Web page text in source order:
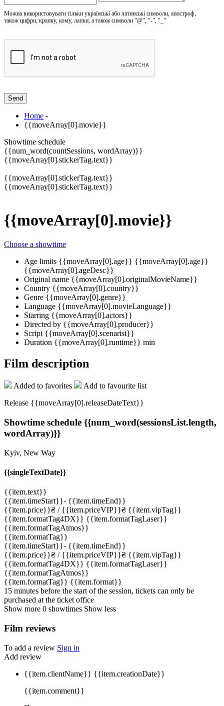
Можна використовувати тільки українські або латинські символи, апостроф,
також цифри, крапку, кому, лапки, а також символи "@", "-", "_"
Home -
{{moveArray[0].movie}}
Showtime schedule
{{num_word(countSessions, wordArray)}}
{{moveArray[0].stickerTag.text}}
{{moveArray[0].stickerTag.text}}
{{moveArray[0].stickerTag.text}}
{{moveArray[0].movie}}
Choose a showtime
Age limits {{moveArray[0].age}} {{moveArray[0].age}}
{{moveArray[0].ageDesc}}
Original name {{moveArray[0].originalMovieName}}
Country {{moveArray[0].country}}
Genre {{moveArray[0].genre}}
Language {{moveArray[0].movieLanguage}}
Starring {{moveArray[0].actors}}
Directed by {{moveArray[0].producer}}
Script {{moveArray[0].scenarist}}
Duration {{moveArray[0].runtime}} min
Film description
Added to favorites
Add to favourite list
Release {{moveArray[0].releaseDateText}}
Showtime schedule {{num_word(sessionsList.length,
wordArray)}}
Kyiv, New Way
{{singleTextDate}}
{{item.text}}
{{item.timeStart}}- {{item.timeEnd}}
{{item.price}}₴ / {{item.priceVIP}}₴ {{item.vipTag}}
{{item.formatTag4DX}} {{item.formatTagLaser}}
{{item.formatTagAtmos}}
{{item.formatTag}}
{{item.timeStart}}- {{item.timeEnd}}
{{item.price}}₴ / {{item.priceVIP}}₴ {{item.vipTag}}
{{item.formatTag4DX}} {{item.formatTagLaser}}
{{item.formatTagAtmos}}
{{item.formatTag}} {{item.format}}
15 minutes before the start of the session, tickets can only be
purchased at the ticket office
Show more 0 showtimes Show less
Film reviews
To add a review Sign in
Add review
{{item.clientName}} {{item.creationDate}}
{{item.comment}}